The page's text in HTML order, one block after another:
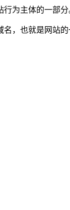
为主体的一部分
，也就是网站